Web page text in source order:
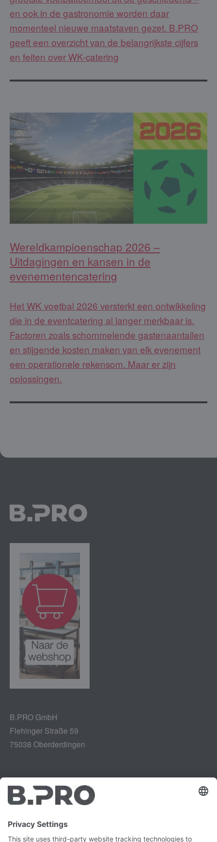
en ook in de gastronomie worden daar
momenteel nieuwe maatstaven gezet. B.PRO
geeft een overzicht van de belangrijkste cijfers
en feiten over WK-catering
Wereldkampioenschap 2026 –
Uitdagingen en kansen in de
evenementencatering
Het WK voetbal 2026 versterkt een ontwikkeling
die in de eventcatering al langer merkbaar is.
Factoren zoals schommelende gastenaantallen
en stijgende kosten maken van elk evenement
een operationele rekensom. Maar er zijn
oplossingen.
B.PRO GmbH
Flehinger Straße 59
75038 Oberderdingen
Impressum
Gegevensbescherming
Juridisch
YouTube